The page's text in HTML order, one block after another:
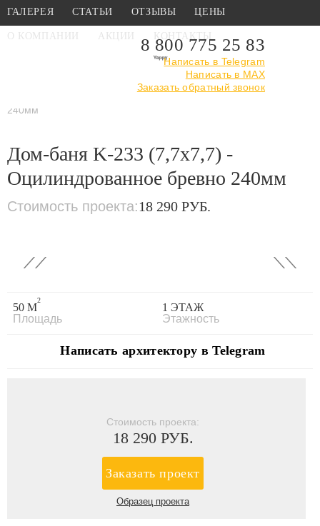
ГАЛЕРЕЯ СТАТЬИ ОТЗЫВЫ ЦЕНЫ
О КОМПАНИИ АКЦИИ КОНТАКТЫ
8 800 775 25 83
Написать в Telegram
Написать в MAX
Заказать обратный звонок
Проекты бань › Из оцилиндрованного
240мм
Дом-баня K-233 (7,7x7,7) -
Оцилиндрованное бревно 240мм
Стоимость проекта:18 290 РУБ.
‹ ›
50 М
2
Площадь
1 ЭТАЖ
Этажность
Написать архитектору в Telegram
Стоимость проекта:
18 290 РУБ.
Заказать проект
Образец проекта